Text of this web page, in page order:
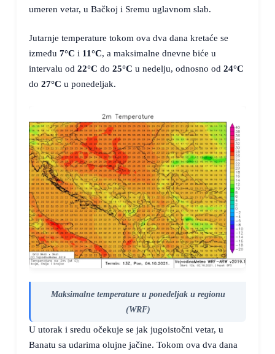
umeren vetar, u Bačkoj i Sremu uglavnom slab.
Jutarnje temperature tokom ova dva dana kretaće se
između 7°C i 11°C, a maksimalne dnevne biće u
intervalu od 22°C do 25°C u nedelju, odnosno od 24°C
do 27°C u ponedeljak.
Maksimalne temperature u ponedeljak u regionu
(WRF)
U utorak i sredu očekuje se jak jugoistočni vetar, u
Banatu sa udarima olujne jačine. Tokom ova dva dana